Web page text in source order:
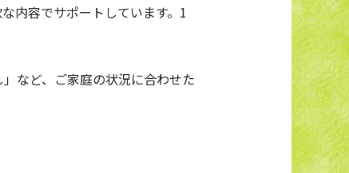
内容でサポートしています。1
など、ご家庭の状況に合わせた